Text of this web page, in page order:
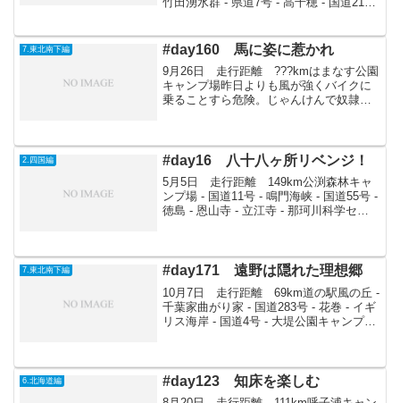
7.東北南下編 #day160 馬に姿に惹かれ
9月26日 走行距離 ???kmはまなす公園
キャンプ場昨日よりも風が強くバイクに
乗ることすら危険。じゃんけんで奴隷決
場付近の牧場に行き、本の裏に馬の絵な
ど描いて時間つぶ...
2.四国編 #day16 八十八ヶ所リベンジ！
5月5日 走行距離 149km公渕森林キャ
ンプ場 - 国道11号 - 鳴門海峡 - 国道55号 -
徳島 - 恩山寺 - 立江寺 - 那珂川科学セン
川製麺所へ向かう。が...
7.東北南下編 #day171 遠野は隠れた理想郷
10月7日 走行距離 69km道の駅風の丘 -
千葉家曲がり家 - 国道283号 - 花巻 - イギ
リス海岸 - 国道4号 - 大堤公園キャンプ場
6.北海道編 #day123 知床を楽しむ